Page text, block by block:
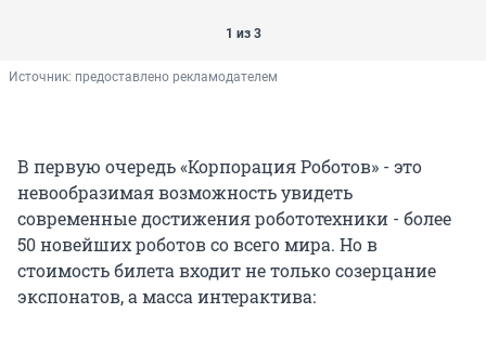
1 из 3
Источник: предоставлено рекламодателем
В первую очередь «Корпорация Роботов» - это
невообразимая возможность увидеть
современные достижения робототехники - более
50 новейших роботов со всего мира. Но в
стоимость билета входит не только созерцание
экспонатов, а масса интерактива: